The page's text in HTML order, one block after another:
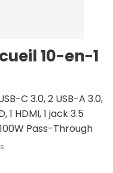
10-en-1
C 3.0, 2 USB-A 3.0,
1 HDMI, 1 jack 3.5
Pass-Through